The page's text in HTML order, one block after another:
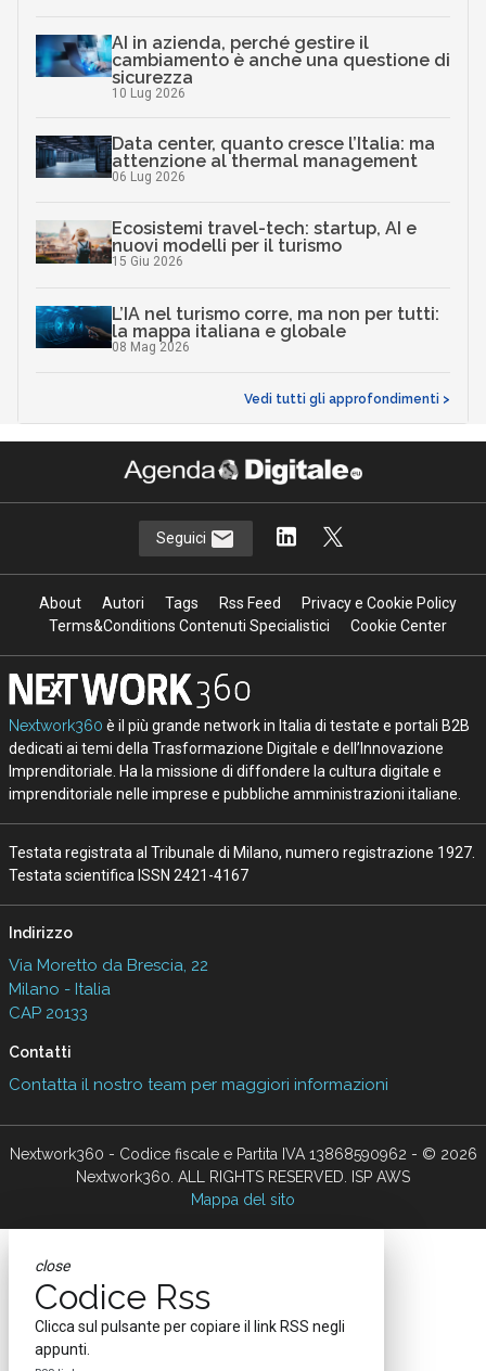
AI in azienda, perché gestire il
cambiamento è anche una questione di
sicurezza
10 Lug 2026
Data center, quanto cresce l’Italia: ma
attenzione al thermal management
06 Lug 2026
Ecosistemi travel-tech: startup, AI e
nuovi modelli per il turismo
15 Giu 2026
L’IA nel turismo corre, ma non per tutti:
la mappa italiana e globale
08 Mag 2026
Vedi tutti gli approfondimenti >
Seguici
About Autori Tags Rss Feed
Privacy e Cookie Policy
Terms&Conditions Contenuti Specialistici
Cookie Center
Nextwork360 è il più grande network in Italia di testate e portali B2B
dedicati ai temi della Trasformazione Digitale e dell’Innovazione
Imprenditoriale. Ha la missione di diffondere la cultura digitale e
imprenditoriale nelle imprese e pubbliche amministrazioni italiane.
Testata registrata al Tribunale di Milano, numero registrazione 1927.
Testata scientifica ISSN 2421-4167
Indirizzo
Via Moretto da Brescia, 22
Milano - Italia
CAP 20133
Contatti
Contatta il nostro team per maggiori informazioni
Nextwork360 - Codice fiscale e Partita IVA 13868590962 - © 2026
Nextwork360. ALL RIGHTS RESERVED. ISP AWS
Mappa del sito
close
Codice Rss
Clicca sul pulsante per copiare il link RSS negli
appunti.